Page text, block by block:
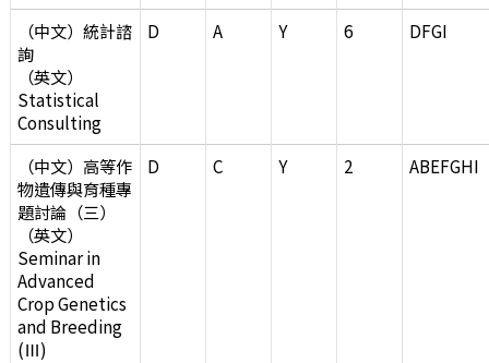
（中文）統計諮
詢
（英文）
Statistical
Consulting
D A Y 6 DFGI
（中文）高等作
物遺傳與育種專
題討論（三）
（英文）
Seminar in
Advanced
Crop Genetics
and Breeding
(Ⅲ)
D C Y 2 ABEFGHI